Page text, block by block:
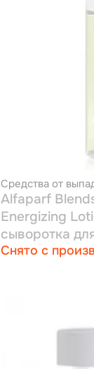
Средства от
Alfaparf
Energizing
сыворотка
ослабленных
Снято с